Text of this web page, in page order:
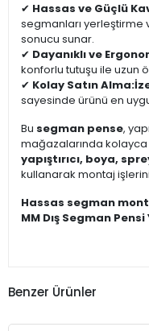
✔ Hassas ve Güçlü
segmanları yerleştirme
sonucu sunar.
✔ Dayanıklı ve
konforlu tutuşu ile uzun
✔ Kolay Satın Alma:
sayesinde ürünü en
Bu segman pense,
mağazalarında
yapıştırıcı, boya,
kullanarak montaj
Hassas segman
MM Dış Segman
Benzer Ürünler